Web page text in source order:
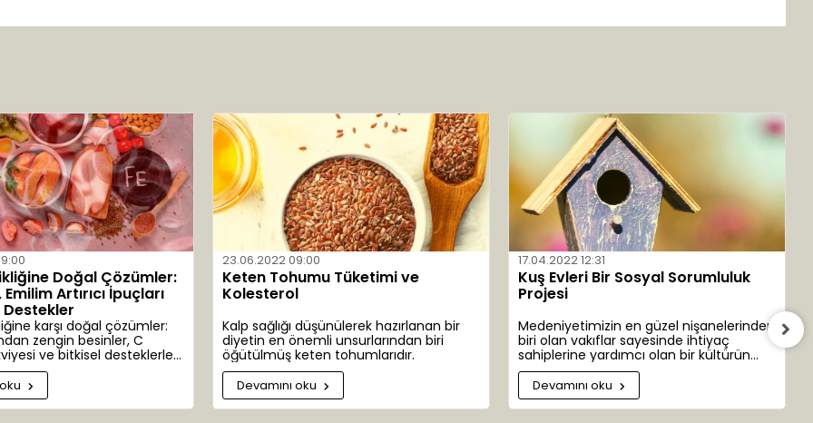
Teslimat:** Aktarist.com, hızlı ve güvenli teslimat hizmetiyle Red Flag markalı kişisel bakım ürünlerini kapınıza kadar getiriyor. İhtiyacınız olan
temin edebilirsiniz.
kişisel bakım ürünleriyle güzelliğinizi ve bakımınızı destekleyin. Aktarist.com'dan yapacağınız alışverişlerde kaliteyi, uygun fiyatlarla bulabilirsiniz!
Doğal Çözümler:
Artırıcı İpuçları
karşı doğal çözümler:
zengin besinler, C
ve bitkisel desteklerle
23.06.2022 09:00
Keten Tohumu Tüketimi ve
Kolesterol
Kalp sağlığı düşünülerek hazırlanan bir
diyetin en önemli unsurlarından biri
öğütülmüş keten tohumlarıdır.
Devamını oku
17.04.2022 12:31
Kuş Evleri Bir Sosyal Sorumluluk
Projesi
Medeniyetimizin en güzel nişanelerinden
biri olan vakıflar sayesinde ihtiyaç
sahiplerine yardımcı olan bir kültürün
emanetçisiyiz. İhtiyaç sahibi bazen insan
bazen bitki bazen de hayvanlar
olabilmektedir. Bazen de dünyamızın ta
kendisi.
Devamını oku